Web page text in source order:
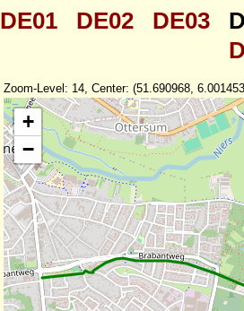
DE01 DE02 DE03
Zoom-Level: 14, Center: (51.690968,
+
−